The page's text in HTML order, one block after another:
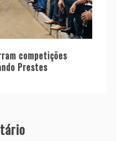
competições
Prestes